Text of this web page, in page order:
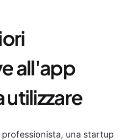
all'app
utilizzare
professionista, una startup